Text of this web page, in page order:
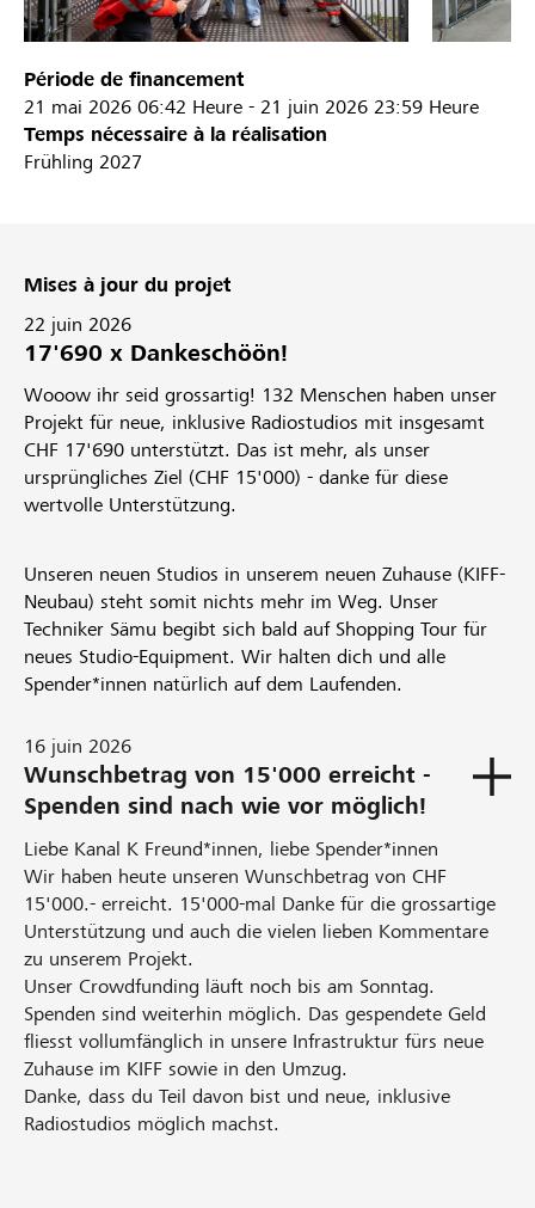
Période de financement
21 mai 2026 06:42 Heure - 21 juin 2026 23:59 Heure
Temps nécessaire à la réalisation
Frühling 2027
Mises à jour du projet
22 juin 2026
17'690 x Dankeschöön!
Wooow ihr seid grossartig! 132 Menschen haben unser
Projekt für neue, inklusive Radiostudios mit insgesamt
CHF 17'690 unterstützt. Das ist mehr, als unser
ursprüngliches Ziel (CHF 15'000) - danke für diese
wertvolle Unterstützung.
Unseren neuen Studios in unserem neuen Zuhause (KIFF-
Neubau) steht somit nichts mehr im Weg. Unser
Techniker Sämu begibt sich bald auf Shopping Tour für
neues Studio-Equipment. Wir halten dich und alle
Spender*innen natürlich auf dem Laufenden.
16 juin 2026
Wunschbetrag von 15'000 erreicht -
Spenden sind nach wie vor möglich!
Liebe Kanal K Freund*innen, liebe Spender*innen
Wir haben heute unseren Wunschbetrag von CHF
15'000.- erreicht. 15'000-mal Danke für die grossartige
Unterstützung und auch die vielen lieben Kommentare
zu unserem Projekt.
Unser Crowdfunding läuft noch bis am Sonntag.
Spenden sind weiterhin möglich. Das gespendete Geld
fliesst vollumfänglich in unsere Infrastruktur fürs neue
Zuhause im KIFF sowie in den Umzug.
Danke, dass du Teil davon bist und neue, inklusive
Radiostudios möglich machst.